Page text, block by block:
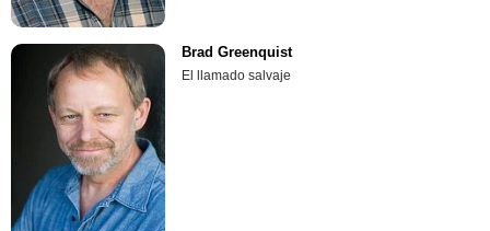
Brad Greenquist
El llamado salvaje